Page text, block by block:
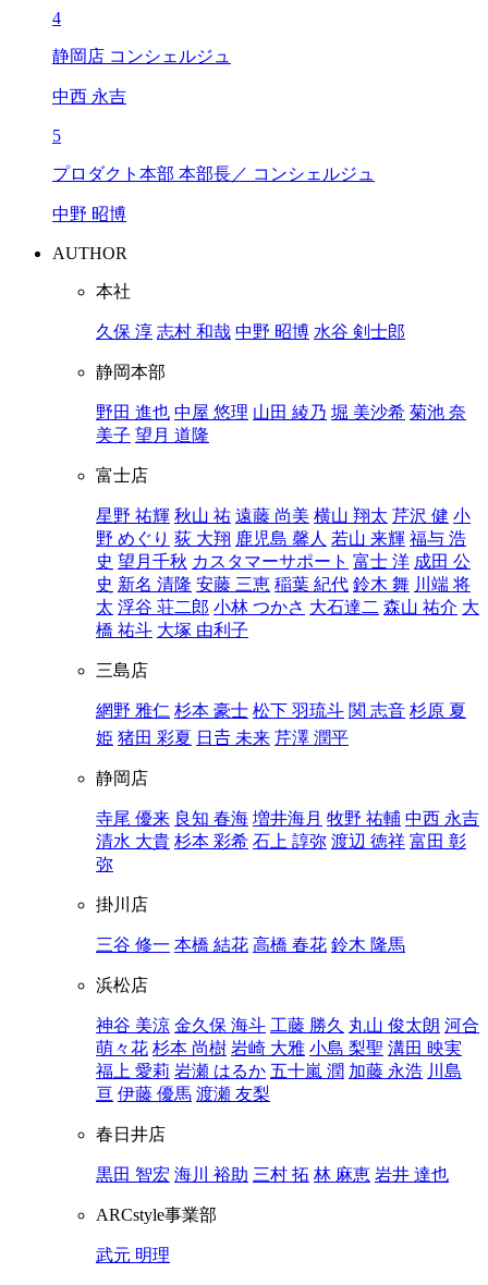
4
静岡店 コンシェルジュ
中西 永吉
5
プロダクト本部 本部長／ コンシェルジュ
中野 昭博
AUTHOR
本社
久保 淳 志村 和哉 中野 昭博 水谷 剣士郎
静岡本部
野田 進也 中屋 悠理 山田 綾乃 堀 美沙希 菊池 奈
美子 望月 道隆
富士店
星野 祐輝 秋山 祐 遠藤 尚美 横山 翔太 芹沢 健 小
野 めぐり 荻 大翔 鹿児島 馨人 若山 来輝 福与 浩
史 望月千秋 カスタマーサポート 富士 洋 成田 公
史 新名 清隆 安藤 三恵 稲葉 紀代 鈴木 舞 川端 将
太 浮谷 荘二郎 小林 つかさ 大石達二 森山 祐介 大
橋 祐斗 大塚 由利子
三島店
網野 雅仁 杉本 豪士 松下 羽琉斗 関 志音 杉原 夏
姫 猪田 彩夏 日𠮷 未来 芹澤 潤平
静岡店
寺尾 優来 良知 春海 増井海月 牧野 祐輔 中西 永吉
清水 大貴 杉本 彩希 石上 諄弥 渡辺 徳祥 富田 彰
弥
掛川店
三谷 修一 本橋 結花 高橋 春花 鈴木 隆馬
浜松店
神谷 美涼 金久保 海斗 工藤 勝久 丸山 俊太朗 河合
萌々花 杉本 尚樹 岩崎 大雅 小島 梨聖 溝田 映実
福上 愛莉 岩瀬 はるか 五十嵐 潤 加藤 永浩 川島
亘 伊藤 優馬 渡瀬 友梨
春日井店
黒田 智宏 海川 裕助 三村 拓 林 麻恵 岩井 達也
ARCstyle事業部
武元 明理